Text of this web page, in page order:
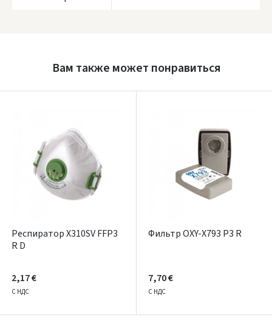
Вам также может понравиться
Респиратор X310SV FFP3
R D
2,17 €
С НДС
Фильтр OXY-X793 P3 R
7,70 €
С НДС
Dar neturite paskyros? Registruokites